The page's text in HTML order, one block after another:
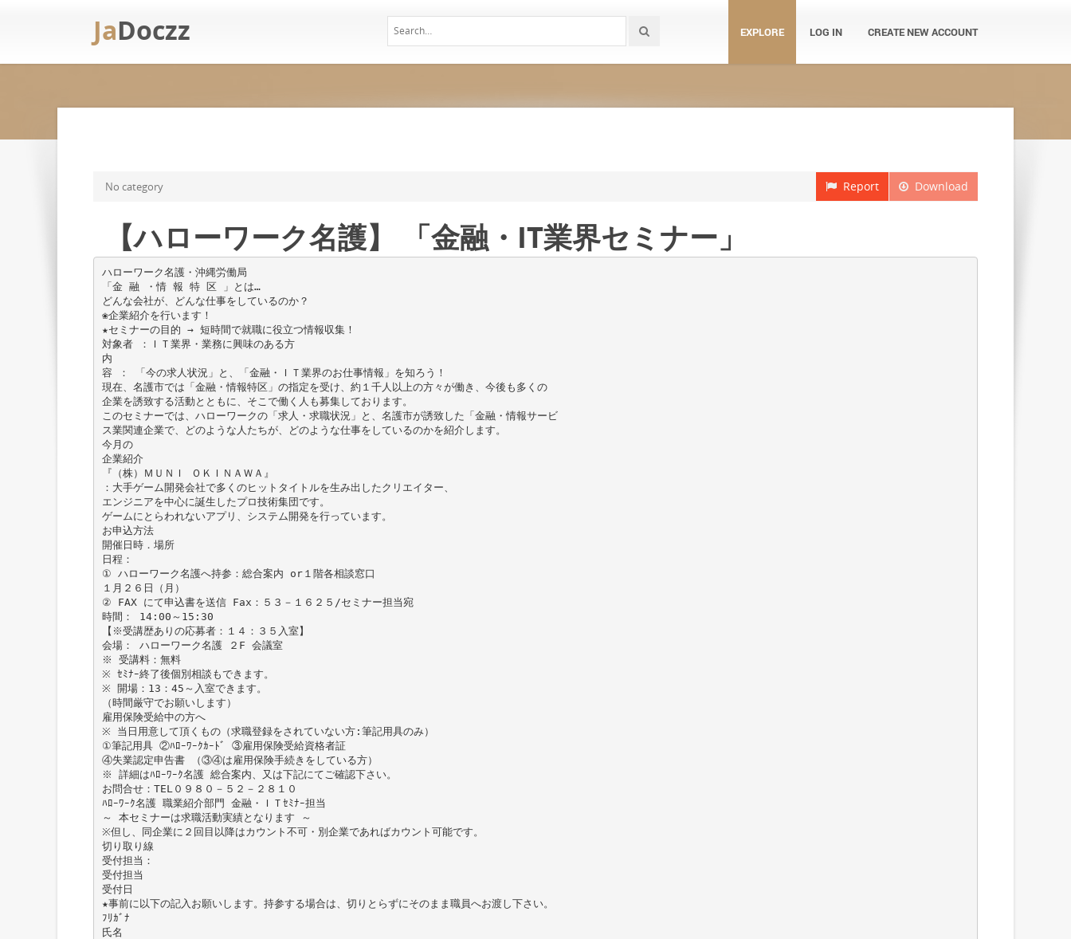
JaDoczz EXPLORE LOG IN CREATE NEW ACCOUNT
Download
Report
No category
【ハローワーク名護】 「金融・IT業界セミナー」
ハローワーク名護・沖縄労働局
「金 融 ・情 報 特 区 」とは…
どんな会社が、どんな仕事をしているのか？
❀企業紹介を行います！
★セミナーの目的 → 短時間で就職に役立つ情報収集！
対象者 ：ＩＴ業界・業務に興味のある方
内
容 ： 「今の求人状況」と、「金融・ＩＴ業界のお仕事情報」を知ろう！
現在、名護市では「金融・情報特区」の指定を受け、約１千人以上の方々が働き、今後も多くの
企業を誘致する活動とともに、そこで働く人も募集しております。
このセミナーでは、ハローワークの「求人・求職状況」と、名護市が誘致した「金融・情報サービ
ス業関連企業で、どのような人たちが、どのような仕事をしているのかを紹介します。
今月の
企業紹介
『（株）ＭＵＮＩ ＯＫＩＮＡＷＡ』
：大手ゲーム開発会社で多くのヒットタイトルを生み出したクリエイター、
エンジニアを中心に誕生したプロ技術集団です。
ゲームにとらわれないアプリ、システム開発を行っています。
お申込方法
開催日時．場所
日程：
① ハローワーク名護へ持参：総合案内 or１階各相談窓口
１月２６日（月）
② FAX にて申込書を送信 Fax：５３－１６２５/セミナー担当宛
時間： 14:00～15:30
【※受講歴ありの応募者：１４：３５入室】
会場： ハローワーク名護 ２F 会議室
※ 受講料：無料
※ ｾﾐﾅｰ終了後個別相談もできます。
※ 開場：13：45～入室できます。
（時間厳守でお願いします）
雇用保険受給中の方へ
※ 当日用意して頂くもの（求職登録をされていない方:筆記用具のみ）
①筆記用具 ②ﾊﾛｰﾜｰｸｶｰﾄﾞ ③雇用保険受給資格者証
④失業認定申告書 （③④は雇用保険手続きをしている方）
※ 詳細はﾊﾛｰﾜｰｸ名護 総合案内、又は下記にてご確認下さい。
お問合せ：TEL０９８０－５２－２８１０
ﾊﾛｰﾜｰｸ名護 職業紹介部門 金融・ＩＴｾﾐﾅｰ担当
～ 本セミナーは求職活動実績となります ～
※但し、同企業に２回目以降はカウント不可・別企業であればカウント可能です。
切り取り線
受付担当：
受付担当
受付日
★事前に以下の記入お願いします。持参する場合は、切りとらずにそのまま職員へお渡し下さい。
ﾌﾘｶﾞﾅ
氏名